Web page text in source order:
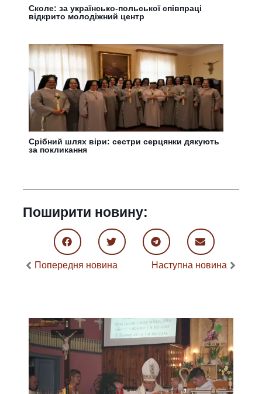
Сколе: за українсько-польської співпраці
відкрито молодіжний центр
Срібний шлях віри: сестри серцянки дякують
за покликання
Поширити новину:
Попередня новина Наступна новина